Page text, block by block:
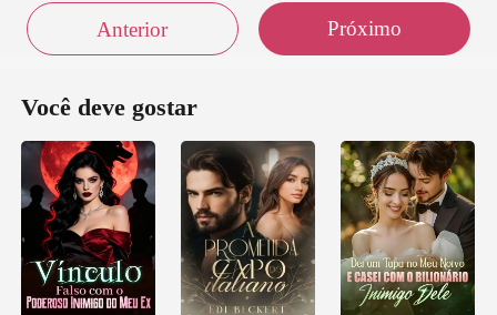
Anterior Próximo
Você deve gostar